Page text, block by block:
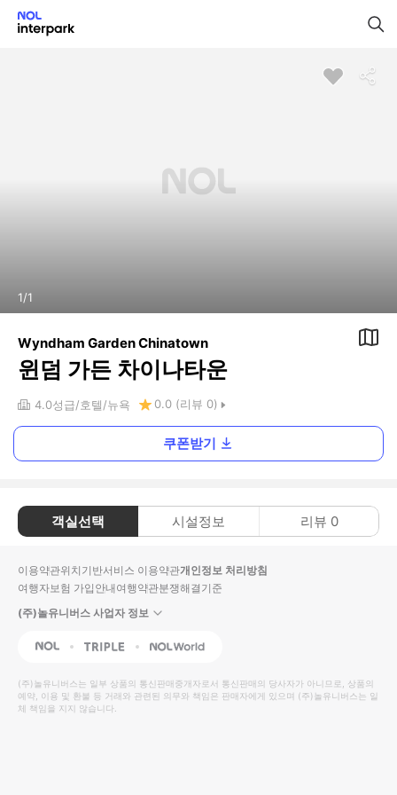
1/1
Wyndham Garden Chinatown
윈덤 가든 차이나타운
4.0성급 호텔 뉴욕 0.0 (리뷰 0)
쿠폰받기
객실선택 시설정보 리뷰 0
이용약관위치기반서비스 이용약관개인정보 처리방침
여행자보험 가입안내여행약관분쟁해결기준
(주)놀유니버스 사업자 정보
NOL Triple Interpark Global
(주)놀유니버스는 일부 상품의 통신판매중개자로서 통신판매의 당사자가 아니므로, 상품의
예약, 이용 및 환불 등 거래와 관련된 의무와 책임은 판매자에게 있으며 (주)놀유니버스는 일
체 책임을 지지 않습니다.